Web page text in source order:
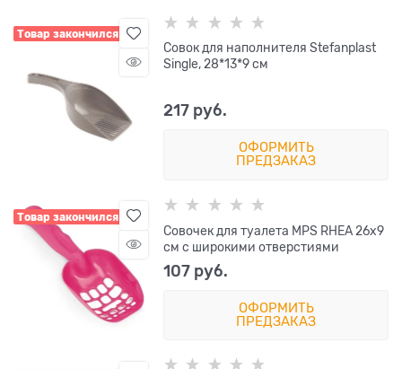
Товар закончился
Совок для наполнителя Stefanplast
Single, 28*13*9 см
217 руб.
ОФОРМИТЬ
ПРЕДЗАКАЗ
Товар закончился
Совочек для туалета MPS RHEA 26х9
см с широкими отверстиями
107 руб.
ОФОРМИТЬ
ПРЕДЗАКАЗ